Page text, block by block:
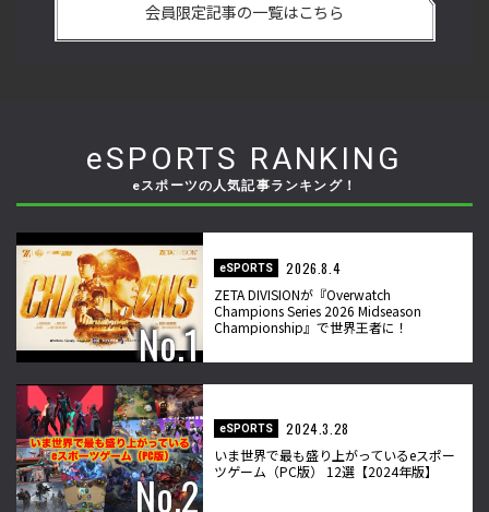
久保のプロ格闘ゲーマーのゲンバから！ 第50回】
会員限定記事の一覧はこちら
eSPORTS RANKING
eスポーツの人気記事ランキング！
eSPORTS
2026.8.4
ZETA DIVISIONが『Overwatch
Champions Series 2026 Midseason
Championship』で世界王者に！
eSPORTS
2024.3.28
いま世界で最も盛り上がっているeスポー
ツゲーム（PC版） 12選【2024年版】